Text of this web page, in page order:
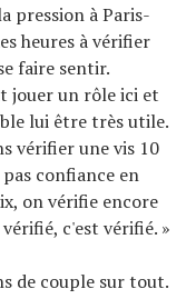
pression à Paris-
heures à vérifier
faire sentir.
jouer un rôle ici et
lui être très utile.
vérifier une vis 10
confiance en
on vérifie encore
c'est vérifié. »
de couple sur tout.